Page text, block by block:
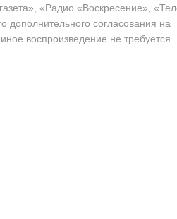
«Радио «Воскресение»,
дополнительного согласования на
воспроизведение не требуется.